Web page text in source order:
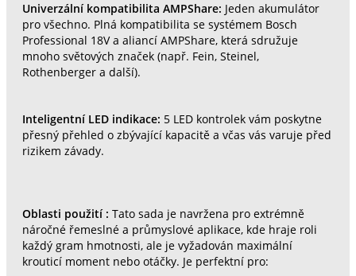
Univerzální kompatibilita AMPShare: Jeden akumulátor
pro všechno. Plná kompatibilita se systémem Bosch
Professional 18V a aliancí AMPShare, která sdružuje
mnoho světových značek (např. Fein, Steinel,
Rothenberger a další).
Inteligentní LED indikace: 5 LED kontrolek vám poskytne
přesný přehled o zbývající kapacitě a včas vás varuje před
rizikem závady.
Oblasti použití : Tato sada je navržena pro extrémně
náročné řemeslné a průmyslové aplikace, kde hraje roli
každý gram hmotnosti, ale je vyžadován maximální
krouticí moment nebo otáčky. Je perfektní pro: